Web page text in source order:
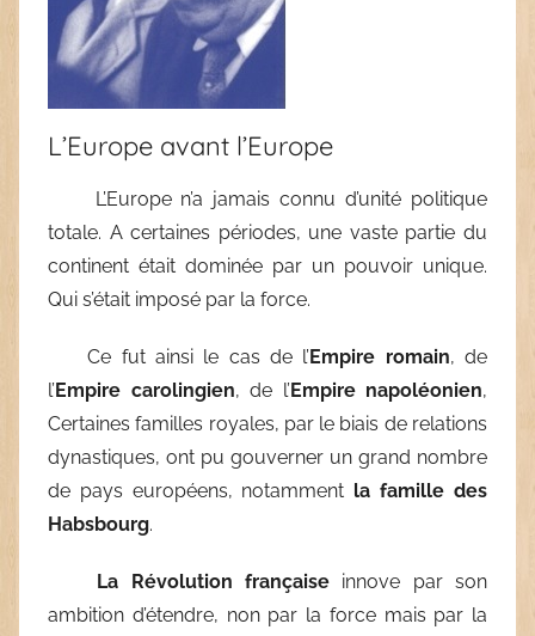
L’Europe avant l’Europe
L’Europe n’a jamais connu d’unité politique
totale. A certaines périodes, une vaste partie du
continent était dominée par un pouvoir unique.
Qui s’était imposé par la force.
Ce fut ainsi le cas de l’Empire romain, de
l’Empire carolingien, de l’Empire napoléonien,
Certaines familles royales, par le biais de relations
dynastiques, ont pu gouverner un grand nombre
de pays européens, notamment la famille des
Habsbourg.
La Révolution française innove par son
ambition d’étendre, non par la force mais par la